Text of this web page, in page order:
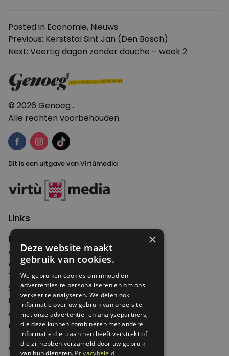
Posted in Economie, Nieuws
Bericht
navigatie
Previous: Kerststal Sint Jan (Den Bosch)
Next: Veertig dagen zonder douche – week 2
© 2026 Genoeg .
Alle rechten voorbehouden.
Dit is een uitgave van Virtùmedia
Links
Nieuws
Artikelen
Agenda
Thema's
Shop
Edities
Abonneren
Over Genoeg
Adverteren
×
Deze website maakt
gebruik van cookies.
We gebruiken cookies om inhoud en
advertenties te personaliseren en om ons
verkeer te analyseren. We delen ook
informatie over uw gebruik van onze site
met onze advertentie- en analysepartners,
die deze kunnen combineren met andere
informatie die u aan hen heeft verstrekt of
die zij hebben verzameld door uw gebruik
van hun diensten. Privacybeleid